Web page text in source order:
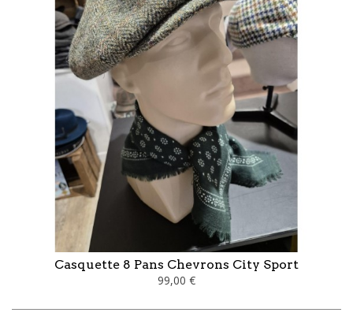
Casquette 8 Pans Chevrons City Sport
99,00 €